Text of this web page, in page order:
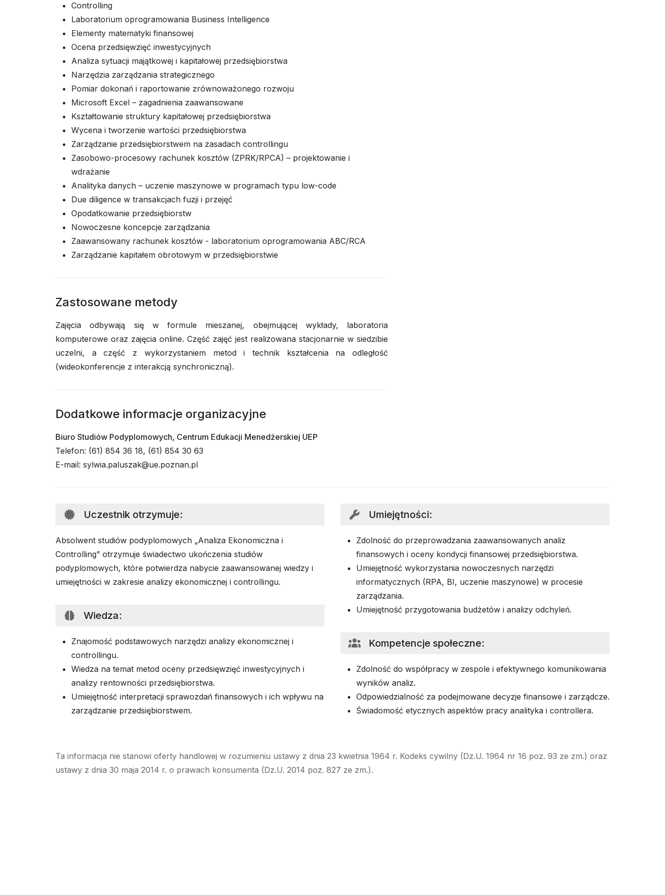
Controlling
Laboratorium oprogramowania Business Intelligence
Elementy matematyki finansowej
Ocena przedsięwzięć inwestycyjnych
Analiza sytuacji majątkowej i kapitałowej przedsiębiorstwa
Narzędzia zarządzania strategicznego
Pomiar dokonań i raportowanie zrównoważonego rozwoju
Microsoft Excel – zagadnienia zaawansowane
Kształtowanie struktury kapitałowej przedsiębiorstwa
Wycena i tworzenie wartości przedsiębiorstwa
Zarządzanie przedsiębiorstwem na zasadach controllingu
Zasobowo-procesowy rachunek kosztów (ZPRK/RPCA) – projektowanie i
wdrażanie
Analityka danych – uczenie maszynowe w programach typu low-code
Due diligence w transakcjach fuzji i przejęć
Opodatkowanie przedsiębiorstw
Nowoczesne koncepcje zarządzania
Zaawansowany rachunek kosztów - laboratorium oprogramowania ABC/RCA
Zarządzanie kapitałem obrotowym w przedsiębiorstwie
Zastosowane metody
Zajęcia odbywają się w formule mieszanej, obejmującej wykłady, laboratoria
komputerowe oraz zajęcia online. Część zajęć jest realizowana stacjonarnie w siedzibie
uczelni, a część z wykorzystaniem metod i technik kształcenia na odległość
(wideokonferencje z interakcją synchroniczną).
Dodatkowe informacje organizacyjne
Biuro Studiów Podyplomowych, Centrum Edukacji Menedżerskiej UEP
Telefon: (61) 854 36 18, (61) 854 30 63
E-mail: sylwia.paluszak@ue.poznan.pl
Uczestnik otrzymuje:
Absolwent studiów podyplomowych „Analiza Ekonomiczna i
Controlling” otrzymuje świadectwo ukończenia studiów
podyplomowych, które potwierdza nabycie zaawansowanej wiedzy i
umiejętności w zakresie analizy ekonomicznej i controllingu.
Wiedza:
Znajomość podstawowych narzędzi analizy ekonomicznej i
controllingu.
Wiedza na temat metod oceny przedsięwzięć inwestycyjnych i
analizy rentowności przedsiębiorstwa.
Umiejętność interpretacji sprawozdań finansowych i ich wpływu na
zarządzanie przedsiębiorstwem.
Umiejętności:
Zdolność do przeprowadzania zaawansowanych analiz
finansowych i oceny kondycji finansowej przedsiębiorstwa.
Umiejętność wykorzystania nowoczesnych narzędzi
informatycznych (RPA, BI, uczenie maszynowe) w procesie
zarządzania.
Umiejętność przygotowania budżetów i analizy odchyleń.
Kompetencje społeczne:
Zdolność do współpracy w zespole i efektywnego komunikowania
wyników analiz.
Odpowiedzialność za podejmowane decyzje finansowe i zarządcze.
Świadomość etycznych aspektów pracy analityka i controllera.
Ta informacja nie stanowi oferty handlowej w rozumieniu ustawy z dnia 23 kwietnia 1964 r. Kodeks cywilny (Dz.U. 1964 nr 16 poz. 93 ze zm.) oraz
ustawy z dnia 30 maja 2014 r. o prawach konsumenta (Dz.U. 2014 poz. 827 ze zm.).